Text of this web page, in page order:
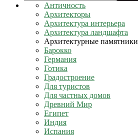
Античность
Архитекторы
Архитектура интерьера
Архитектура ландшафта
Архитектурные памятники
Барокко
Германия
Готика
Градостроение
Для туристов
Для частных домов
Древний Мир
Египет
Индия
Испания